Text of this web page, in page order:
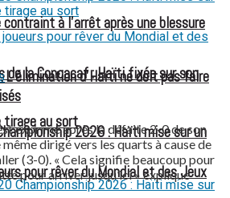
de la Concacaf : Haïti fixée sur son
tirage au sort
2026 : Haïti mise sur un
pour rêver du Mondial et des Jeux
à l’arrêt après une blessure
L’élimination d’Haïti ne doit pas faire
exprimé après la défaite 2-0 de son
dirigé vers les quarts à cause de
(3-0). « Cela signifie beaucoup pour
pour arriver jusqu’ici » explique